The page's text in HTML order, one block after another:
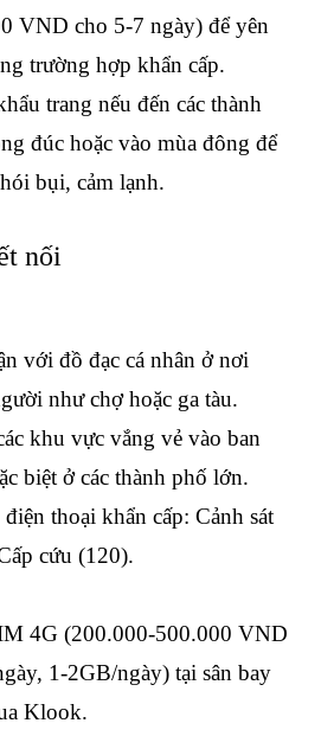
VND cho 5-7 ngày) để yên
trường hợp khẩn cấp.
trang nếu đến các thành
đúc hoặc vào mùa đông để
bụi, cảm lạnh.
nối
với đồ đạc cá nhân ở nơi
như chợ hoặc ga tàu.
khu vực vắng vẻ vào ban
biệt ở các thành phố lớn.
thoại khẩn cấp: Cảnh sát
cứu (120).
4G (200.000-500.000 VND
1-2GB/ngày) tại sân bay
Klook.